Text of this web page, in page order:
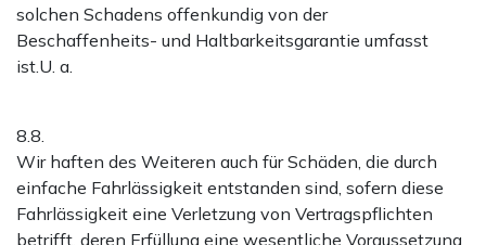
solchen Schadens offenkundig von der
Beschaffenheits- und Haltbarkeitsgarantie umfasst
ist.U. a.
8.8.
Wir haften des Weiteren auch für Schäden, die durch
einfache Fahrlässigkeit entstanden sind, sofern diese
Fahrlässigkeit eine Verletzung von Vertragspflichten
betrifft, deren Erfüllung eine wesentliche Voraussetzung